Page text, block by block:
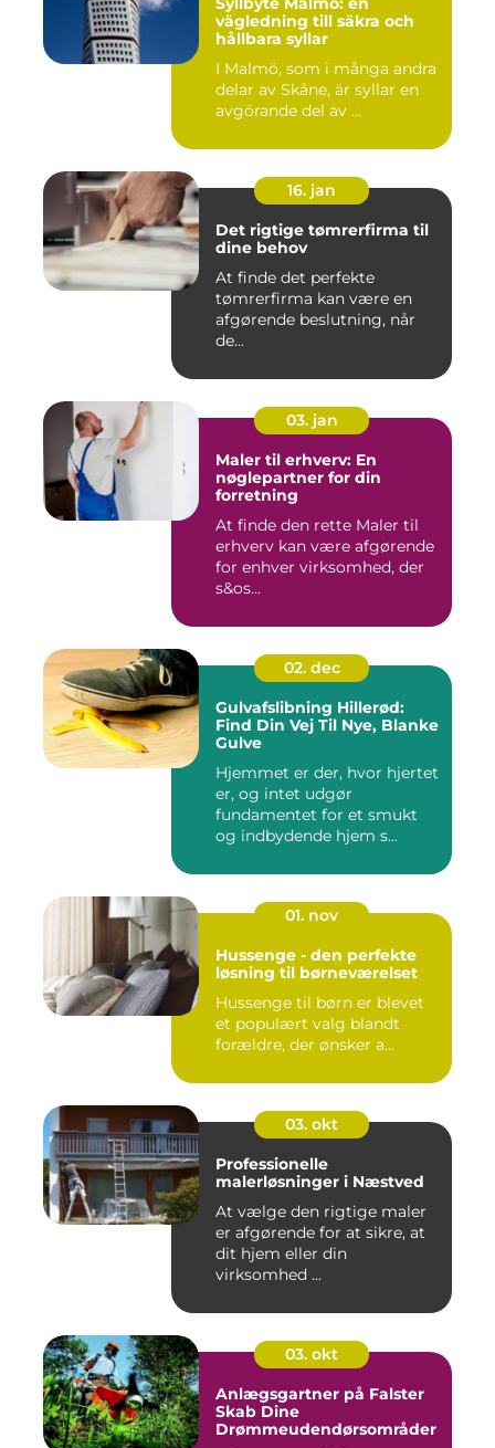
vägledning till säkra och
hållbara syllar
I Malmö, som i många andra
delar av Skåne, är syllar en
avgörande del av ...
16. jan
Det rigtige tømrerfirma til
dine behov
At finde det perfekte
tømrerfirma kan være en
afgørende beslutning, når
de...
03. jan
Maler til erhverv: En
nøglepartner for din
forretning
At finde den rette Maler til
erhverv kan være afgørende
for enhver virksomhed, der
s&os...
02. dec
Gulvafslibning Hillerød:
Find Din Vej Til Nye, Blanke
Gulve
Hjemmet er der, hvor hjertet
er, og intet udgør
fundamentet for et smukt
og indbydende hjem s...
01. nov
Hussenge - den perfekte
løsning til børneværelset
Hussenge til børn er blevet
et populært valg blandt
forældre, der ønsker a...
03. okt
Professionelle
malerløsninger i Næstved
At vælge den rigtige maler
er afgørende for at sikre, at
dit hjem eller din
virksomhed ...
03. okt
Anlægsgartner på Falster
Skab Dine
Drømmeudendørsområder